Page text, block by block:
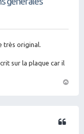
très original.
sur la plaque car il
Citation